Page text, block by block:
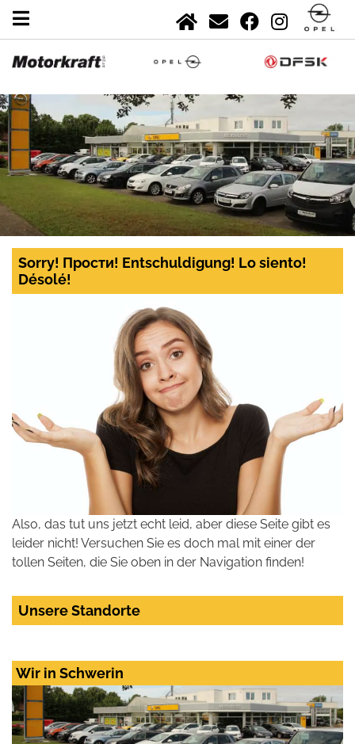
Sorry! Прости! Entschuldigung! Lo siento!
Désolé!
Also, das tut uns jetzt echt leid, aber diese Seite gibt es
leider nicht! Versuchen Sie es doch mal mit einer der
tollen Seiten, die Sie oben in der Navigation finden!
Unsere Standorte
Wir in Schwerin